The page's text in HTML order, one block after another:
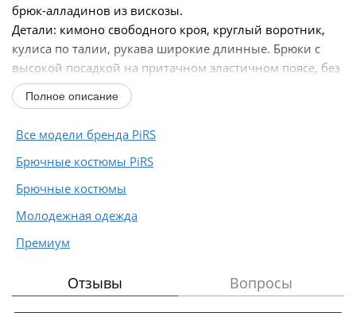
брюк-алладинов из вискозы.
Детали: кимоно свободного кроя, круглый воротник,
кулиса по талии, рукава широкие длинные. Брюки с
высокой посадкой на притачном эластичном поясе, без
застежки, боковые карманы...
Полное описание
Все модели бренда PiRS
Брючные костюмы PiRS
Брючные костюмы
Молодежная одежда
Премиум
Отзывы Вопросы